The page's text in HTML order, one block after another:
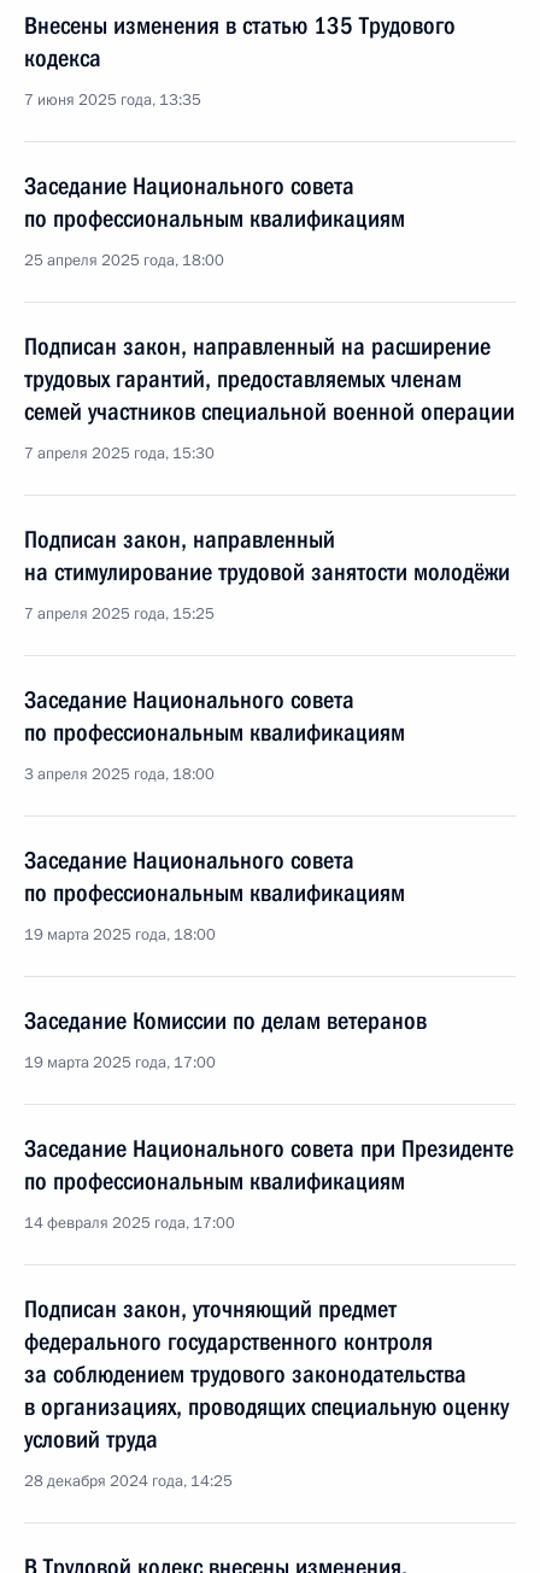
Внесены изменения в статью 135 Трудового
кодекса
7 июня 2025 года, 13:35
Заседание Национального совета
по профессиональным квалификациям
25 апреля 2025 года, 18:00
Подписан закон, направленный на расширение
трудовых гарантий, предоставляемых членам
семей участников специальной военной операции
7 апреля 2025 года, 15:30
Подписан закон, направленный
на стимулирование трудовой занятости молодёжи
7 апреля 2025 года, 15:25
Заседание Национального совета
по профессиональным квалификациям
3 апреля 2025 года, 18:00
Заседание Национального совета
по профессиональным квалификациям
19 марта 2025 года, 18:00
Заседание Комиссии по делам ветеранов
19 марта 2025 года, 17:00
Заседание Национального совета при Президенте
по профессиональным квалификациям
14 февраля 2025 года, 17:00
Подписан закон, уточняющий предмет
федерального государственного контроля
за соблюдением трудового законодательства
в организациях, проводящих специальную оценку
условий труда
28 декабря 2024 года, 14:25
В Трудовой кодекс внесены изменения,